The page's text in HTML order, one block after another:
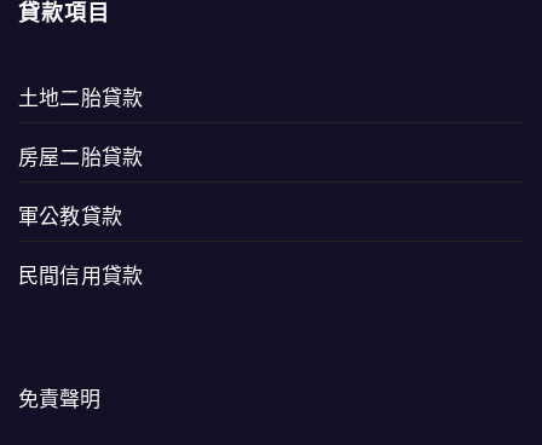
貸款項目
土地二胎貸款
房屋二胎貸款
軍公教貸款
民間信用貸款
免責聲明